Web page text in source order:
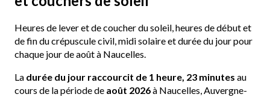
Heures de lever et de coucher du soleil, heures de début et
de fin du crépuscule civil, midi solaire et durée du jour pour
chaque jour de août à Naucelles.
La durée du jour raccourcit de 1 heure, 23 minutes au
cours de la période de août 2026à Naucelles, Auvergne-